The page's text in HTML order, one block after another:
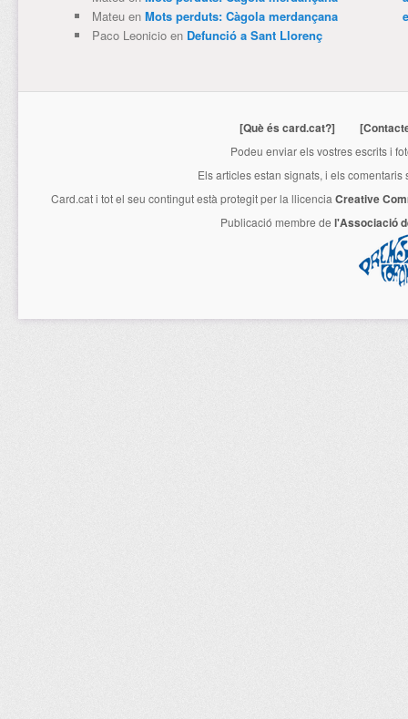
Mateuen Mots perduts: Càgola merdançana
Paco Leonicioen Defunció a Sant Llorenç
[Què és card.cat?]
Podeu enviar els vostres escrits i
Els articles estan signats, i els
Card.cati tot el seu contingut està protegit per la llicencia Creative
Publicació membre de l'Associació